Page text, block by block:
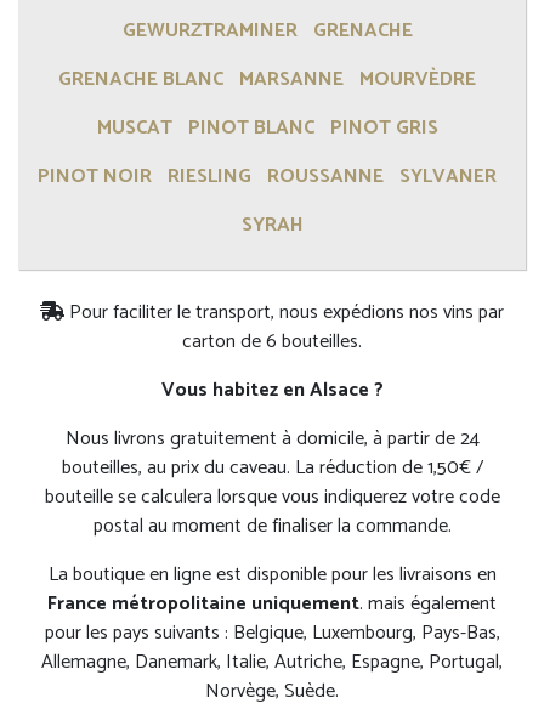
GEWURZTRAMINER GRENACHE
GRENACHE BLANC MARSANNE MOURVÈDRE
MUSCAT PINOT BLANC PINOT GRIS
PINOT NOIR RIESLING ROUSSANNE SYLVANER
SYRAH
Pour faciliter le transport, nous expédions nos vins par
carton de 6 bouteilles.
Vous habitez en Alsace ?
Nous livrons gratuitement à domicile, à partir de 24
bouteilles, au prix du caveau. La réduction de 1,50€ /
bouteille se calculera lorsque vous indiquerez votre code
postal au moment de finaliser la commande.
La boutique en ligne est disponible pour les livraisons en
France métropolitaine uniquement. mais également
pour les pays suivants : Belgique, Luxembourg, Pays-Bas,
Allemagne, Danemark, Italie, Autriche, Espagne, Portugal,
Norvège, Suède.